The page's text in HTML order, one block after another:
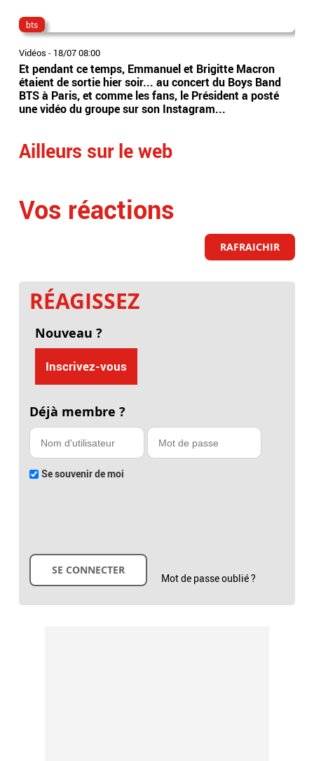
bts
Vidéos - 18/07 08:00
Et pendant ce temps, Emmanuel et Brigitte Macron
étaient de sortie hier soir... au concert du Boys Band
BTS à Paris, et comme les fans, le Président a posté
une vidéo du groupe sur son Instagram...
Ailleurs sur le web
Vos réactions
RAFRAICHIR
RÉAGISSEZ
Nouveau ?
Inscrivez-vous
Déjà membre ?
Se souvenir de moi
Mot de passe oublié ?